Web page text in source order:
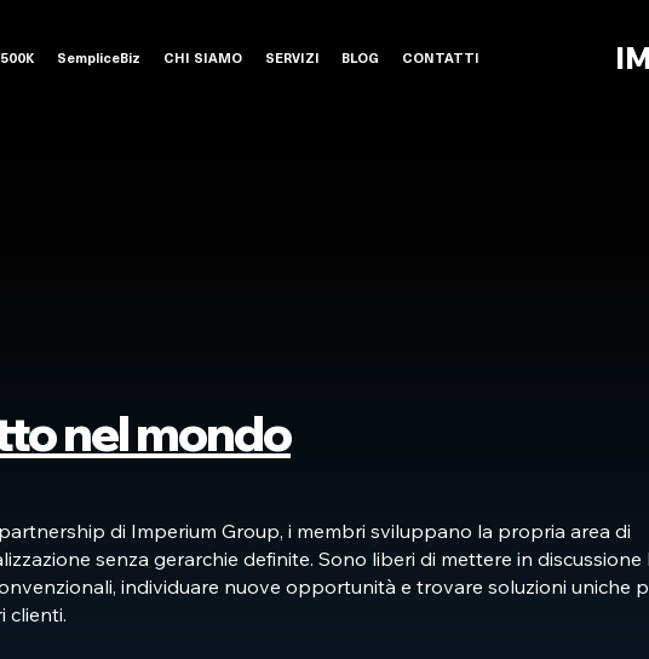
500K SempliceBiz CHI SIAMO SERVIZI BLOG CONTATTI
nel mondo
di Imperium Group, i membri sviluppano la propria area di
senza gerarchie definite. Sono liberi di mettere in discussione
individuare nuove opportunità e trovare soluzioni uniche
clienti.